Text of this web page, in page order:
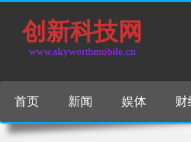
创新科技网
www.skyworthmobile.cn
首页 新闻 娱体 财